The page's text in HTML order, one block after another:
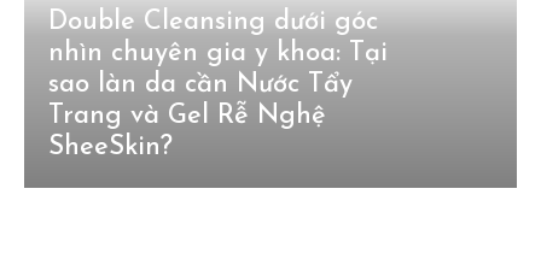
Double Cleansing dưới góc
nhìn chuyên gia y khoa: Tại
sao làn da cần Nước Tẩy
Trang và Gel Rễ Nghệ
SheeSkin?